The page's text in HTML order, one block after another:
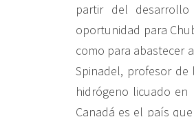
partir del
oportunidad para
como para abastecer
Spinadel, profesor de
hidrógeno licuado en
Canadá es el país